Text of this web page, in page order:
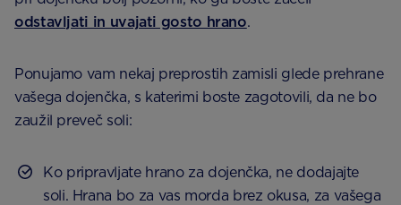
odstavljati in uvajati gosto hrano.
Ponujamo vam nekaj preprostih zamisli glede prehrane
vašega dojenčka, s katerimi boste zagotovili, da ne bo
zaužil preveč soli:
Ko pripravljate hrano za dojenčka, ne dodajajte
soli. Hrana bo za vas morda brez okusa, za vašega